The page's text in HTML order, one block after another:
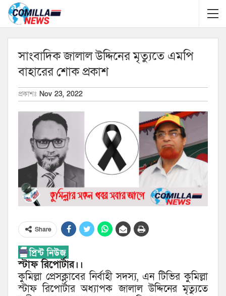
সাংবাদিক জালাল উদ্দিনের মৃত্যুতে এমপি
বাহারের শোক প্রকাশ
প্রকাশঃ Nov 23, 2022
Share
স্টাফ রিপোর্টার।।
কুমিল্লা প্রেসক্লাবের নির্বাহী সদস্য, এন টিভির কুমিল্লা
স্টাফ রিপোর্টার অধ্যাপক জালাল উদ্দিনের মৃত্যুতে